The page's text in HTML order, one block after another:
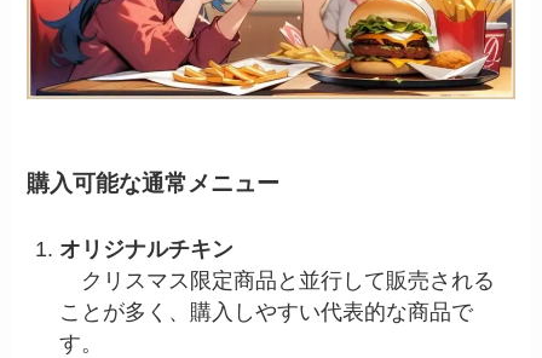
購入可能な通常メニュー
オリジナルチキン
クリスマス限定商品と並行して販売される
ことが多く、購入しやすい代表的な商品で
す。